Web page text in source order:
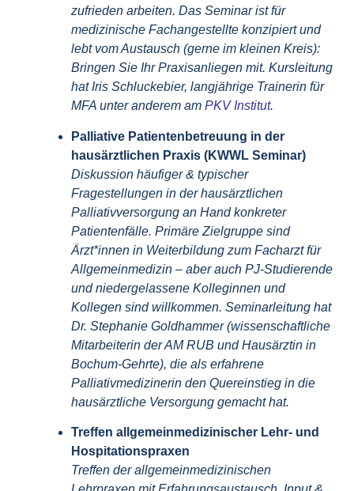
zufrieden arbeiten. Das Seminar ist für
medizinische Fachangestellte konzipiert und
lebt vom Austausch (gerne im kleinen Kreis):
Bringen Sie Ihr Praxisanliegen mit. Kursleitung
hat Iris Schluckebier, langjährige Trainerin für
MFA unter anderem am PKV Institut.
Palliative Patientenbetreuung in der
hausärztlichen Praxis (KWWL Seminar)
Diskussion häufiger & typischer
Fragestellungen in der hausärztlichen
Palliativversorgung an Hand konkreter
Patientenfälle. Primäre Zielgruppe sind
Ärzt*innen in Weiterbildung zum Facharzt für
Allgemeinmedizin – aber auch PJ-Studierende
und niedergelassene Kolleginnen und
Kollegen sind willkommen. Seminarleitung hat
Dr. Stephanie Goldhammer (wissenschaftliche
Mitarbeiterin der AM RUB und Hausärztin in
Bochum-Gehrte), die als erfahrene
Palliativmedizinerin den Quereinstieg in die
hausärztliche Versorgung gemacht hat.
Treffen allgemeinmedizinischer Lehr- und
Hospitationspraxen
Treffen der allgemeinmedizinischen